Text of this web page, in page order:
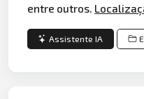
entre outros.
Assistente IA